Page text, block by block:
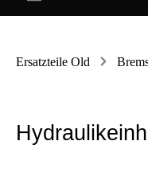
Ersatzteile Old